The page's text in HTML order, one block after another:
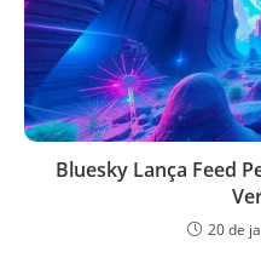
Bluesky Lança Feed
20 de